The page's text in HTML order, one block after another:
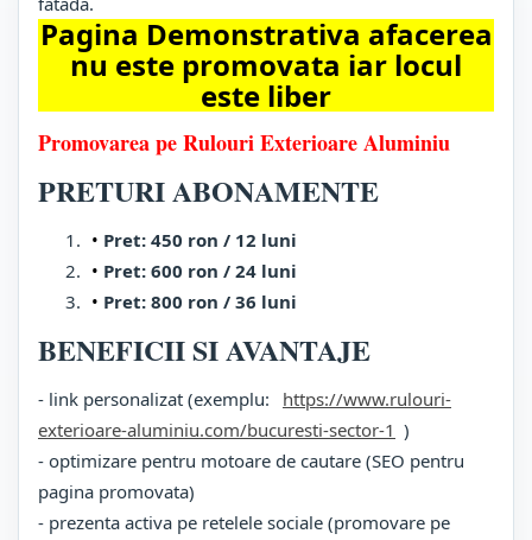
Pagina Demonstrativa afacerea
nu este promovata iar locul
este liber
Promovarea pe Rulouri Exterioare Aluminiu
PRETURI ABONAMENTE
Pret: 450 ron / 12 luni
Pret: 600 ron / 24 luni
Pret: 800 ron / 36 luni
BENEFICII SI AVANTAJE
- link personalizat (exemplu:
https://www.rulouri-
exterioare-aluminiu.com/bucuresti-sector-1 )
- optimizare pentru motoare de cautare (SEO pentru
pagina promovata)
- prezenta activa pe retelele sociale (promovare pe